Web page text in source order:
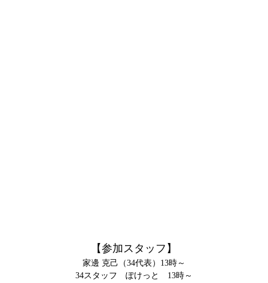
【参加スタッフ】
家邊 克己（34代表）13時～
34スタッフ ぽけっと 13時～